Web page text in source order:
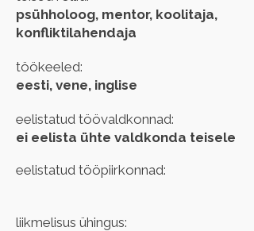
psühholoog, mentor, koolitaja,
konfliktilahendaja
töökeeled:
eesti, vene, inglise
eelistatud töövaldkonnad:
ei eelista ühte valdkonda teisele
eelistatud tööpiirkonnad:
liikmelisus ühingus: